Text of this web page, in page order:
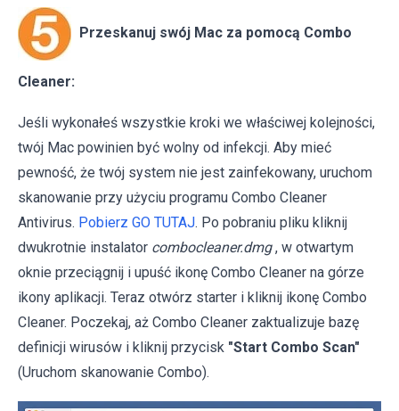
Przeskanuj swój Mac za pomocą Combo
Cleaner:
Jeśli wykonałeś wszystkie kroki we właściwej kolejności,
twój Mac powinien być wolny od infekcji. Aby mieć
pewność, że twój system nie jest zainfekowany, uruchom
skanowanie przy użyciu programu Combo Cleaner
Antivirus. Pobierz GO TUTAJ. Po pobraniu pliku kliknij
dwukrotnie instalator combocleaner.dmg , w otwartym
oknie przeciągnij i upuść ikonę Combo Cleaner na górze
ikony aplikacji. Teraz otwórz starter i kliknij ikonę Combo
Cleaner. Poczekaj, aż Combo Cleaner zaktualizuje bazę
definicji wirusów i kliknij przycisk "Start Combo Scan"
(Uruchom skanowanie Combo).